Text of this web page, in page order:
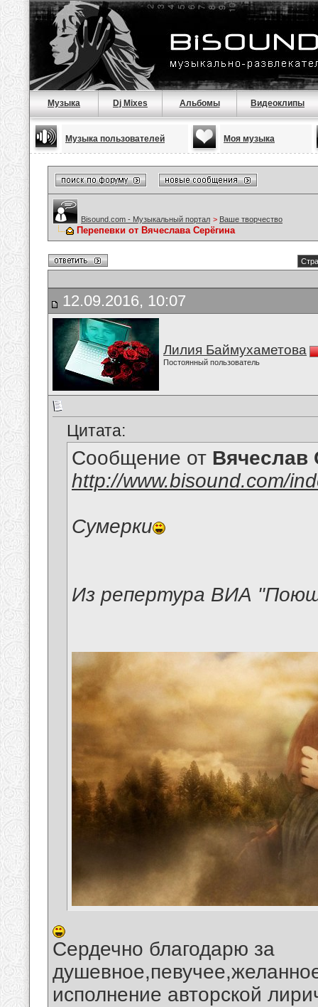
Музыка Dj Mixes Альбомы Видеоклипы
Музыка пользователей Моя музыка
Bisound.com - Музыкальный портал > Ваше творчество
Перепевки от Вячеслава Серёгина
12.09.2016, 10:07
Лилия Баймухаметова
Постоянный пользователь
Цитата:
Сообщение от Вячеслав
http://www.bisound.com/
Сумерки
Из репертура ВИА
Сердечно благодарю за
исполнение авторской